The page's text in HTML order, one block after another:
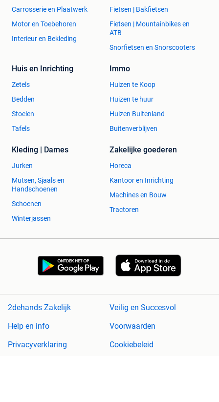
Carrosserie en Plaatwerk
Motor en Toebehoren
Interieur en Bekleding
Fietsen | Bakfietsen
Fietsen | Mountainbikes en
ATB
Snorfietsen en Snorscooters
Huis en Inrichting
Zetels
Bedden
Stoelen
Tafels
Immo
Huizen te Koop
Huizen te huur
Huizen Buitenland
Buitenverblijven
Kleding | Dames
Jurken
Mutsen, Sjaals en
Handschoenen
Schoenen
Winterjassen
Zakelijke goederen
Horeca
Kantoor en Inrichting
Machines en Bouw
Tractoren
2dehands Zakelijk
Veilig en Succesvol
Help en info
Voorwaarden
Privacyverklaring
Cookiebeleid